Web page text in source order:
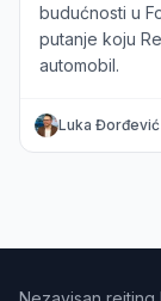
budućnosti u
putanje koju
automobil.
Luka Đorđević